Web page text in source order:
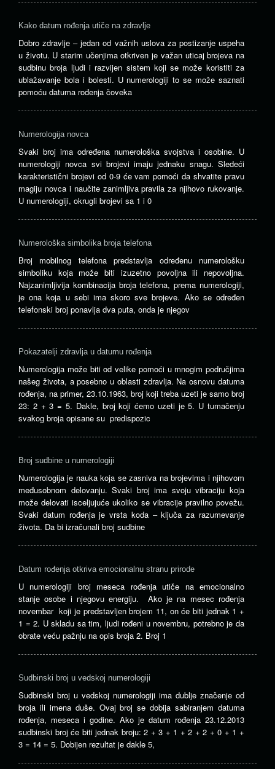
Kako datum rođenja utiče na zdravlje
Dobro zdravlje – jedan od važnih uslova za postizanje uspeha
u životu. U starim učenjima otkriven je važan uticaj brojeva na
sudbinu broja ljudi i razvijen sistem koji se može koristiti za
ublažavanje bola i bolesti. U numerologiji to se može saznati
pomoću datuma rođenja čoveka
Numerologija novca
Svaki broj ima određena numerološka svojstva i osobine. U
numerologiji novca svi brojevi imaju jednaku snagu. Sledeći
karakteristični brojevi od 0-9 će vam pomoći da shvatite pravu
magiju novca i naučite zanimljiva pravila za njihovo rukovanje.
U numerologiji, okrugli brojevi sa 1 i 0
Numerološka simbolika broja telefona
Broj mobilnog telefona predstavlja određenu numerološku
simboliku koja može biti izuzetno povoljna ili nepovoljna.
Najzanimljivija kombinacija broja telefona, prema numerologiji,
je ona koja u sebi ima skoro sve brojeve. Ako se određen
telefonski broj ponavlja dva puta, onda je njegov
Pokazatelji zdravlja u datumu rođenja
Numerologija može biti od velike pomoći u mnogim područjima
našeg života, a posebno u oblasti zdravlja. Na osnovu datuma
rođenja, na primer, 23.10.1963, broj koji treba uzeti je samo broj
23: 2 + 3 = 5. Dakle, broj koji ćemo uzeti je 5. U tumačenju
svakog broja opisane su predispozic
Broj sudbine u numerologiji
Numerologija je nauka koja se zasniva na brojevima i njihovom
međusobnom delovanju. Svaki broj ima svoju vibraciju koja
može delovati isceljujuće ukoliko se vibracije pravilno povežu.
Svaki datum rođenja je vrsta koda – ključa za razumevanje
života. Da bi izračunali broj sudbine
Datum rođenja otkriva emocionalnu stranu prirode
U numerologiji broj meseca rođenja utiče na emocionalno
stanje osobe i njegovu energiju. Ako je na mesec rođenja
novembar koji je predstavljen brojem 11, on će biti jednak 1 +
1 = 2. U skladu sa tim, ljudi rođeni u novembru, potrebno je da
obrate veću pažnju na opis broja 2. Broj 1
Sudbinski broj u vedskoj numerologiji
Sudbinski broj u vedskoj numerologiji ima dublje značenje od
broja ili imena duše. Ovaj broj se dobija sabiranjem datuma
rođenja, meseca i godine. Ako je datum rođenja 23.12.2013
sudbinski broj će biti jednak broju: 2 + 3 + 1 + 2 + 2 + 0 + 1 +
3 = 14 = 5. Dobijen rezultat je dakle 5,